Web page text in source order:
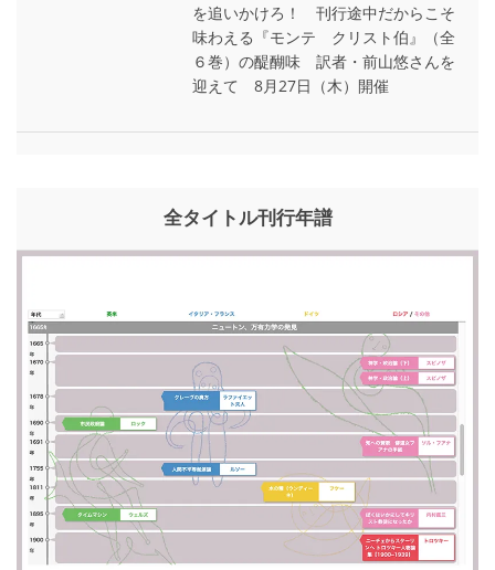
を追いかけろ！ 刊行途中だからこそ
味わえる『モンテ゠クリスト伯』（全
６巻）の醍醐味 訳者・前山悠さんを
迎えて 8月27日（木）開催
全タイトル刊行年譜